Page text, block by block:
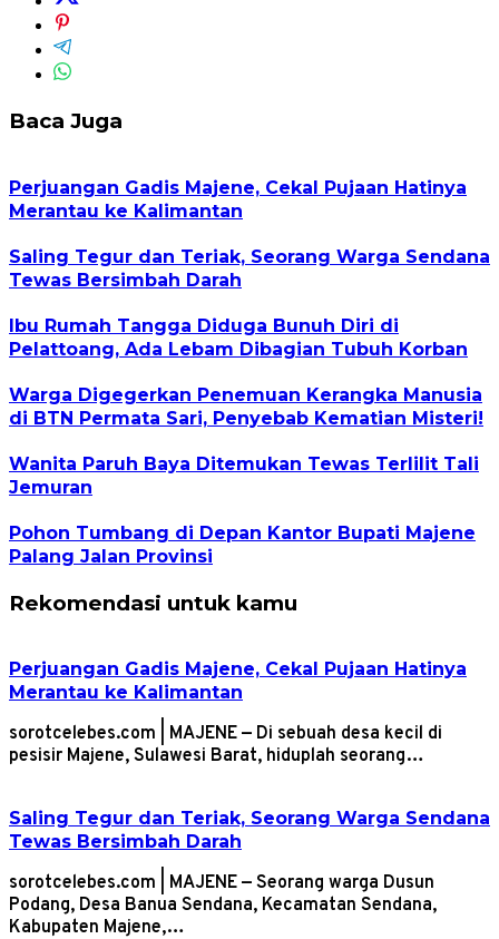
Baca Juga
Perjuangan Gadis Majene, Cekal Pujaan Hatinya
Merantau ke Kalimantan
Saling Tegur dan Teriak, Seorang Warga Sendana
Tewas Bersimbah Darah
Ibu Rumah Tangga Diduga Bunuh Diri di
Pelattoang, Ada Lebam Dibagian Tubuh Korban
Warga Digegerkan Penemuan Kerangka Manusia
di BTN Permata Sari, Penyebab Kematian Misteri!
Wanita Paruh Baya Ditemukan Tewas Terlilit Tali
Jemuran
Pohon Tumbang di Depan Kantor Bupati Majene
Palang Jalan Provinsi
Rekomendasi untuk kamu
Perjuangan Gadis Majene, Cekal Pujaan Hatinya
Merantau ke Kalimantan
sorotcelebes.com | MAJENE — Di sebuah desa kecil di
pesisir Majene, Sulawesi Barat, hiduplah seorang…
Saling Tegur dan Teriak, Seorang Warga Sendana
Tewas Bersimbah Darah
sorotcelebes.com | MAJENE — Seorang warga Dusun
Podang, Desa Banua Sendana, Kecamatan Sendana,
Kabupaten Majene,…